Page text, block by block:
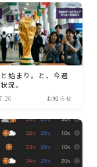
始まり。と、今週
況。
お知らせ